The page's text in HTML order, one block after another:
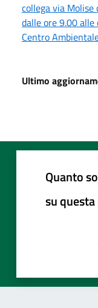
collega via
dalle ore 9.00 alle
Centro
Ultimo
Quanto
su